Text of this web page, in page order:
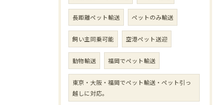
長距離ペット輸送 ペットのみ輸送
飼い主同乗可能 空港ペット送迎
動物輸送 福岡でペット輸送
東京・大阪・福岡でペット輸送・ペット引っ
越しに対応。